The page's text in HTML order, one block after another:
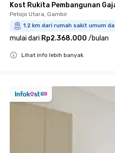
Kost Rukita Pembangunan
Petojo Utara, Gambir
1.2 km dari rumah sakit umum
mulai dari Rp2.368.000 /bulan
Lihat info lebih banyak